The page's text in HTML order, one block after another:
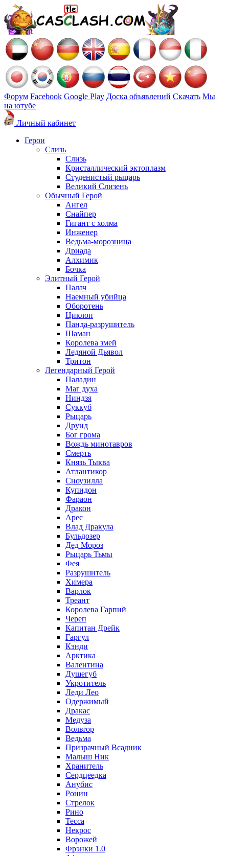
Форум Facebook Google Play Доска объявлений Скачать Мы
на ютубе
Личный кабинет
Герои
Слизь
Слизь
Кристаллический эктоплазм
Студенистый рыцарь
Великий Слизень
Обычный Герой
Ангел
Снайпер
Гигант с холма
Инженер
Ведьма-морозница
Дриада
Алхимик
Бочка
Элитный Герой
Палач
Наемный убийца
Оборотень
Циклоп
Панда-разрушитель
Шаман
Королева змей
Ледяной Дьявол
Тритон
Легендарный Герой
Паладин
Маг духа
Ниндзя
Суккуб
Рыцарь
Друид
Бог грома
Вождь минотавров
Смерть
Князь Тыква
Атлантикор
Сноузилла
Купидон
Фараон
Дракон
Арес
Влад Дракула
Бульдозер
Дед Мороз
Рыцарь Тьмы
Фея
Разрушитель
Химера
Варлок
Треант
Королева Гарпий
Череп
Капитан Дрейк
Гаргул
Кэнди
Арктика
Валентина
Душегуб
Укротитель
Леди Лео
Одержимый
Дракас
Медуза
Вольтор
Ведьма
Призрачный Всадник
Малыш Ник
Хранитель
Сердцеедка
Анубис
Ронин
Стрелок
Рино
Тесса
Некрос
Ворожей
Фрэнки 1.0